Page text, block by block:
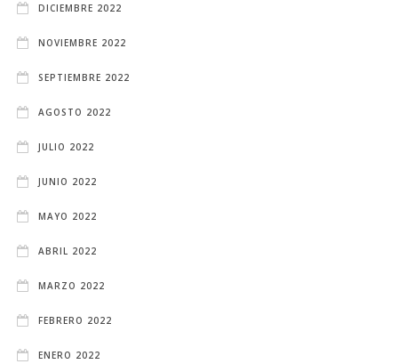
DICIEMBRE 2022
NOVIEMBRE 2022
SEPTIEMBRE 2022
AGOSTO 2022
JULIO 2022
JUNIO 2022
MAYO 2022
ABRIL 2022
MARZO 2022
FEBRERO 2022
ENERO 2022